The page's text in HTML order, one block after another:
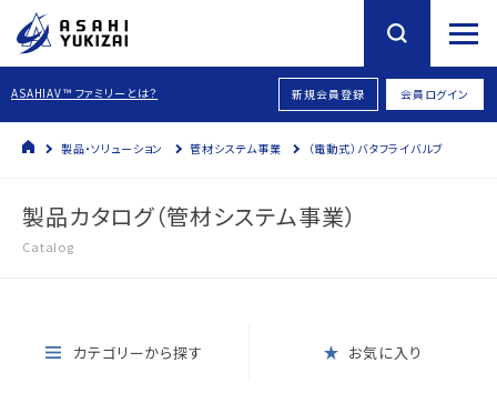
ASAHIAV™ ファミリーとは？ 新規会員登録 会員ログイン
製品・ソリューション 管材システム事業 （電動式）バタフライバルブ
製品カタログ（管材システム事業）
Catalog
カテゴリーから探す お気に入り